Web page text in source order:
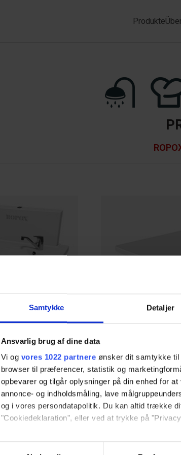
Samtykke Detaljer
Ansvarlig brug af dine data
Vi og vores 1022 partnere ønsker dit samtykke til
browser til præferencer, statistik og
opbevarer og tilgår oplysninger på din enhed for
annonce- og indholdsmåling, lave
og i vores persondatapolitik. Du kan altid trække
"Cookiedeklaration", eller ved at trykke på
Hvis du tillader det, vil vi også gerne:
Produkte
MEDI2